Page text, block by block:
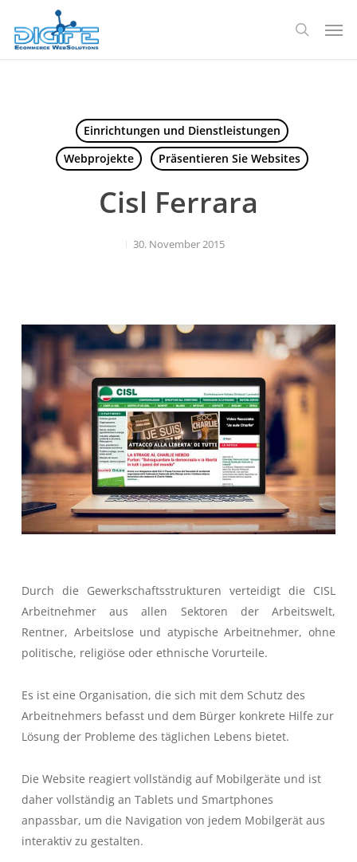
Hauptinhalt
springen
Suche
Einrichtungen und Dienstleistungen
Webprojekte
Präsentieren Sie Websites
Cisl Ferrara
30. November 2015
Durch die Gewerkschaftsstrukturen verteidigt die CISL
Arbeitnehmer aus allen Sektoren der Arbeitswelt,
Rentner, Arbeitslose und atypische Arbeitnehmer, ohne
politische, religiöse oder ethnische Vorurteile.
Es ist eine Organisation, die sich mit dem Schutz des
Arbeitnehmers befasst und dem Bürger konkrete Hilfe zur
Lösung der Probleme des täglichen Lebens bietet.
Die Website reagiert vollständig auf Mobilgeräte und ist
daher vollständig an Tablets und Smartphones
anpassbar, um die Navigation von jedem Mobilgerät aus
interaktiv zu gestalten.